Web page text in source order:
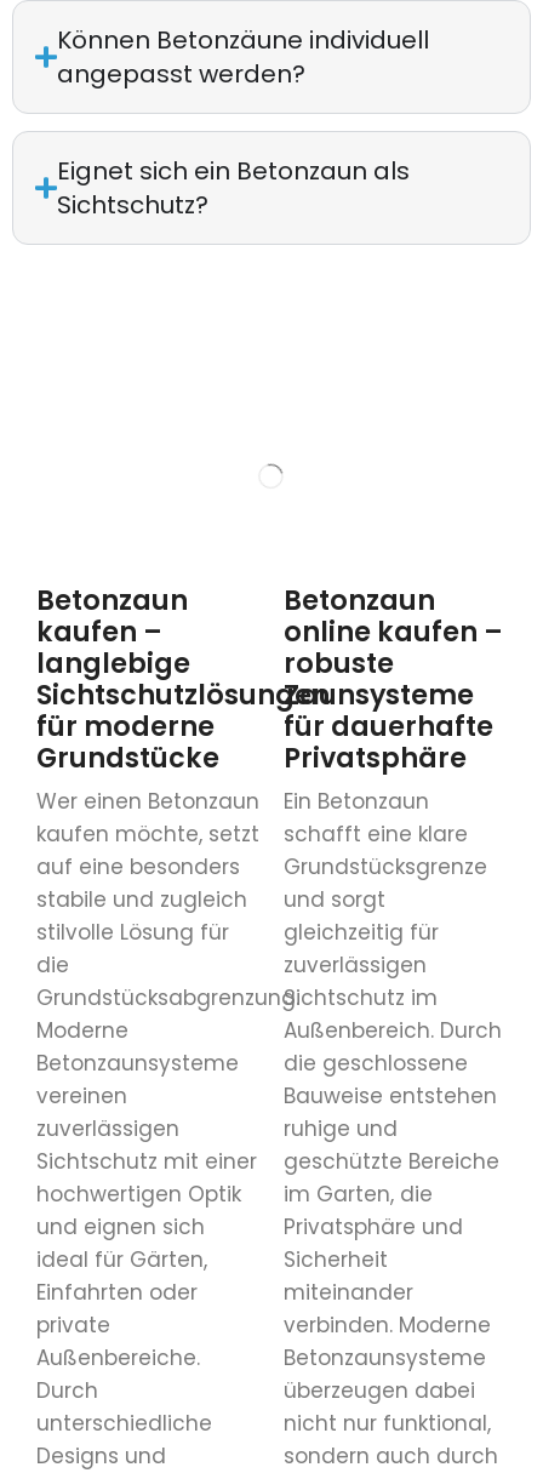
Können Betonzäune individuell
angepasst werden?
Eignet sich ein Betonzaun als
Sichtschutz?
Betonzaun
kaufen –
langlebige
Sichtschutzlösungen
für moderne
Grundstücke
Wer einen Betonzaun
kaufen möchte, setzt
auf eine besonders
stabile und zugleich
stilvolle Lösung für
die
Grundstücksabgrenzung.
Moderne
Betonzaunsysteme
vereinen
zuverlässigen
Sichtschutz mit einer
hochwertigen Optik
und eignen sich
ideal für Gärten,
Einfahrten oder
private
Außenbereiche.
Durch
unterschiedliche
Designs und
Betonzaun
online kaufen –
robuste
Zaunsysteme
für dauerhafte
Privatsphäre
Ein Betonzaun
schafft eine klare
Grundstücksgrenze
und sorgt
gleichzeitig für
zuverlässigen
Sichtschutz im
Außenbereich. Durch
die geschlossene
Bauweise entstehen
ruhige und
geschützte Bereiche
im Garten, die
Privatsphäre und
Sicherheit
miteinander
verbinden. Moderne
Betonzaunsysteme
überzeugen dabei
nicht nur funktional,
sondern auch durch